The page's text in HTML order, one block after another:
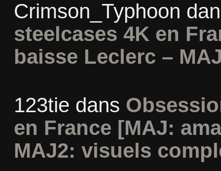
Crimson_Typhoon
steelcases 4K en
baisse Leclerc –
123tie dans
en France [MAJ:
MAJ2: visuels